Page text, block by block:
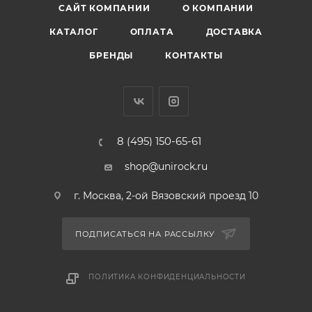
САЙТ КОМПАНИИ О КОМПАНИИ
КАТАЛОГ ОПЛАТА ДОСТАВКА
БРЕНДЫ КОНТАКТЫ
8 (495) 150-65-61
shop@unirock.ru
г. Москва, 2-ой Вязовский проезд 10
ПОДПИСАТЬСЯ НА РАССЫЛКУ
ПОЛИТИКА КОНФИДЕНЦИАЛЬНОСТИ